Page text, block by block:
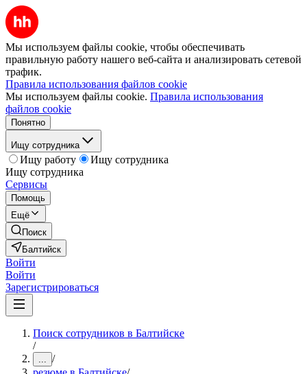
Мы используем файлы cookie, чтобы обеспечивать
правильную работу нашего веб-сайта и анализировать сетевой
трафик.
Правила использования файлов cookie
Мы используем файлы cookie. Правила использования
файлов cookie
Понятно
Ищу сотрудника
Ищу работу
Ищу сотрудника
Ищу сотрудника
Сервисы
Помощь
Ещё
Поиск
Балтийск
Войти
Войти
Зарегистрироваться
Поиск сотрудников в Балтийске
/
... /